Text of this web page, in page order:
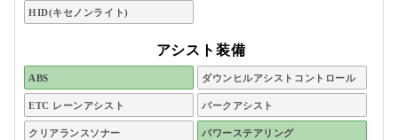
HID(キセノンライト)
アシスト装備
ABS ダウンヒルアシストコントロール
ETC レーンアシスト パークアシスト
クリアランスソナー パワーステアリング